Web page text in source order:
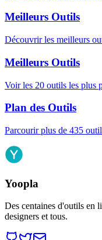
Meilleurs Outils
Découvrir les meilleurs
Meilleurs Outils
Voir les 20 outils les plus
Plan des Outils
Parcourir plus de 435
Yoopla
Des centaines d'outils en
designers et tous.